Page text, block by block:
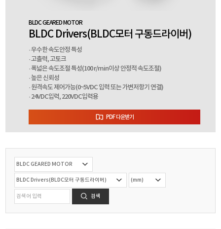
BLDC GEARED MOTOR
BLDC Drivers(BLDC모터 구동드라이버)
· 우수한 속도안정 특성
· 고출력, 고토크
· 폭넓은 속도조절 특성(100 r/min이상 안정적 속도조절)
· 높은 신뢰성
· 원격속도 제어가능(0~5VDC 입력 또는 가변저항기 연결)
· 24VDC입력, 220VDC입력용
PDF 다운받기
검색